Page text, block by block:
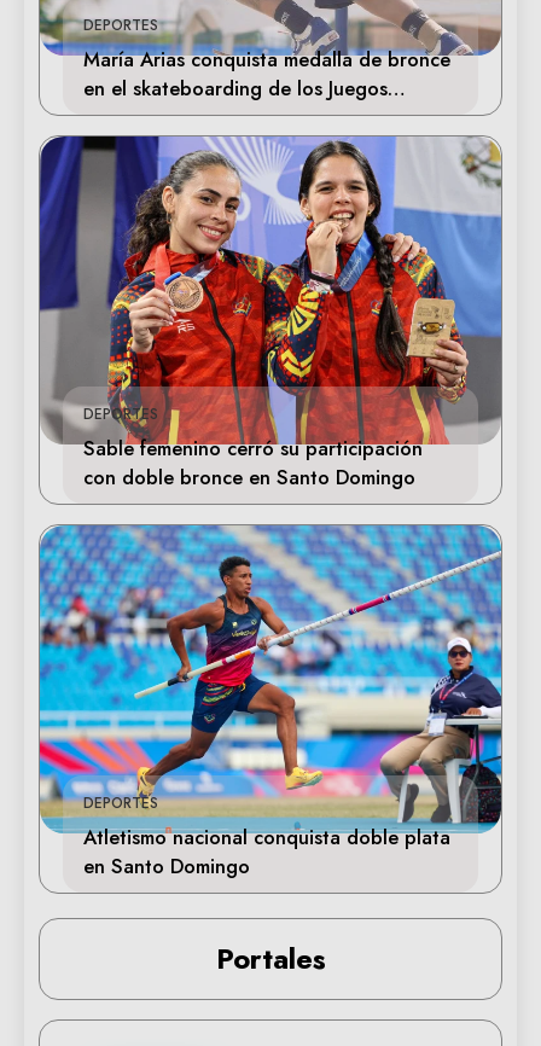
DEPORTES
María Arias conquista medalla de bronce
en el skateboarding de los Juegos
Centroamericanos
DEPORTES
Sable femenino cerró su participación
con doble bronce en Santo Domingo
DEPORTES
Atletismo nacional conquista doble plata
en Santo Domingo
Portales